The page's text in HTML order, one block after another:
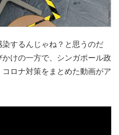
するんじゃね？と思うのだ
けの一方で、シンガポール政
ロナ対策をまとめた動画がア